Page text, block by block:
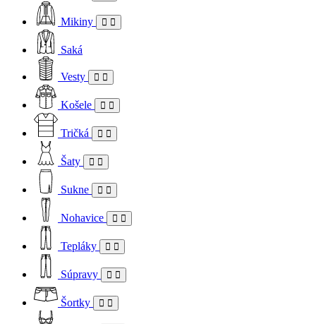
Mikiny
Saká
Vesty
Košele
Tričká
Šaty
Sukne
Nohavice
Tepláky
Súpravy
Šortky